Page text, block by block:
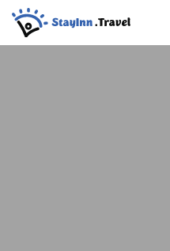
Tutti i filtri
Menu